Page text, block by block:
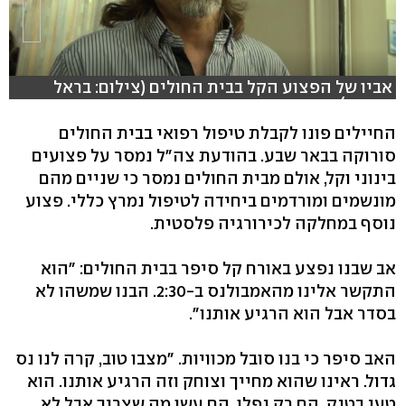
אביו של הפצוע הקל בבית החולים (צילום: בראל
אפרים)
החיילים פונו לקבלת טיפול רפואי בבית החולים
סורוקה בבאר שבע. בהודעת צה"ל נמסר על פצועים
בינוני וקל, אולם מבית החולים נמסר כי שניים מהם
מונשמים ומורדמים ביחידה לטיפול נמרץ כללי. פצוע
נוסף במחלקה לכירורגיה פלסטית.
אב שבנו נפצע באורח קל סיפר בבית החולים: "הוא
התקשר אלינו מהאמבולנס ב-2:30. הבנו שמשהו לא
בסדר אבל הוא הרגיע אותנו".
האב סיפר כי בנו סובל מכוויות. "מצבו טוב, קרה לנו נס
גדול. ראינו שהוא מחייך וצוחק וזה הרגיע אותנו. הוא